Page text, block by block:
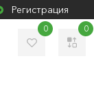
Регистрация
0 0